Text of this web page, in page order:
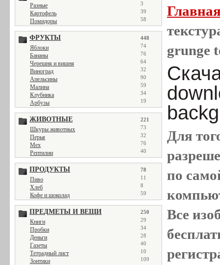
Разные 3
Картофель 39
Помидоры 58
ФРУКТЫ 448
Яблоки 74
Бананы 76
Черешня и вишня 64
Виноград 32
Апельсины 90
Малина 59
Клубника 34
Арбузы 19
ЖИВОТНЫЕ 221
Шкуры животных 73
Перья 32
Мех 76
Рептилии 40
ПРОДУКТЫ 78
Пиво 11
Хлеб 8
Кофе и шоколад 59
ПРЕДМЕТЫ И ВЕЩИ 250
Книги 29
Пробки 34
Деньги 28
Газеты 40
Тетрадный лист 10
Зонтики 109
grunge
Для
по
Все